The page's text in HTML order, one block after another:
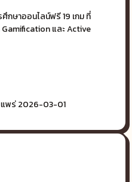
กษาออนไลน์ฟรี 19 เกม ที่
และ Active
แพร่2026-03-01